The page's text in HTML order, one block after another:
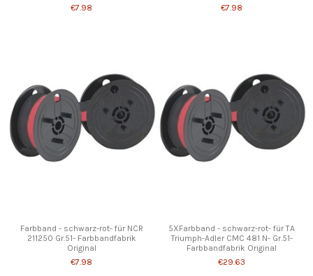
€7.98
€7.98
Farbband - schwarz-rot- für NCR
211250 Gr.51- Farbbandfabrik
Original
€7.98
5XFarbband - schwarz-rot- für TA
Triumph-Adler CMC 481 N- Gr.51-
Farbbandfabrik Original
€29.63